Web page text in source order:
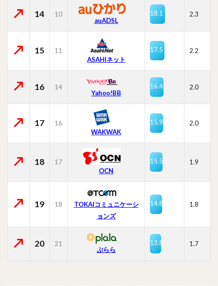
14
10
auADSL
18.1 2.3
15
11
ASAHIネット
17.5 2.2
16 14
Yahoo!BB
16.4 2.0
17
16
WAKWAK
15.9 2.0
18
17
OCN
15.5 1.9
19 18
TOKAIコミュニケーシ
ョンズ
14.8 1.8
20 21
ぷらら
13.8 1.7